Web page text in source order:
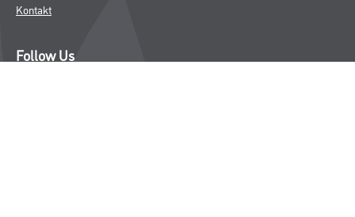
Kontakt
Follow Us